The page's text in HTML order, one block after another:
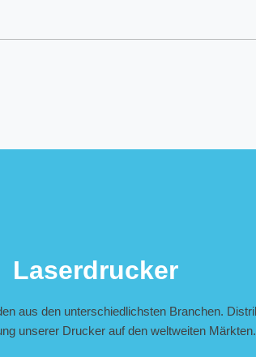
Laserdrucker
aus den unterschiedlichsten Branchen.
unserer Drucker auf den weltweiten Märkten.